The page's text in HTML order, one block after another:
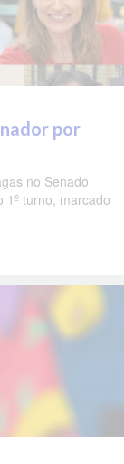
por
no Senado
1º turno, marcado